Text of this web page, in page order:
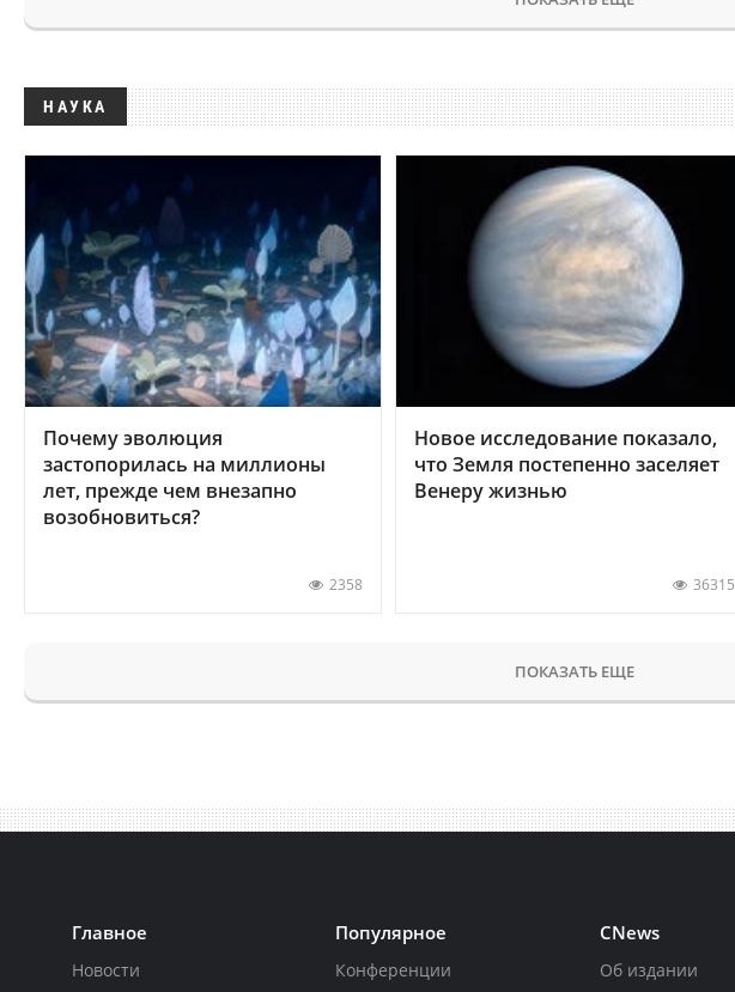
НАУКА
Почему эволюция
застопорилась на миллионы
лет, прежде чем внезапно
возобновиться?
2358
Новое исследование показало,
что Земля постепенно заселяет
Венеру жизнью
36315
ПОКАЗАТЬ ЕЩЕ
Главное
Новости
Популярное
Конференции
CNews
Об издании